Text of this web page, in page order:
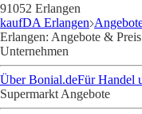
91052 Erlangen
kaufDA Erlangen
Erlangen: Angebote & Preis
Unternehmen
Über Bonial.deFür Handel
Supermarkt Angebote